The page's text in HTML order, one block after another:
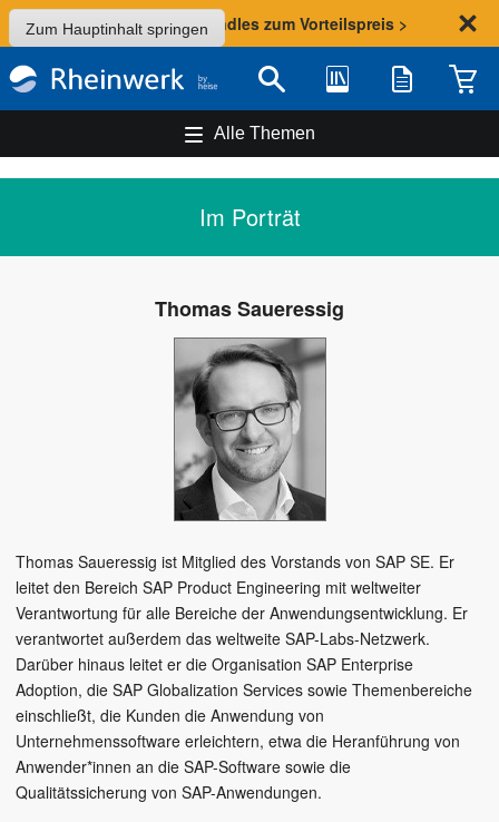
Zum Hauptinhalt springen
Sommer-Aktion: Bundles zum Vorteilspreis >
Suche Bibliothek Merkliste
Alle Themen
Im Porträt
Thomas Saueressig
Thomas Saueressig ist Mitglied des Vorstands von SAP SE. Er
leitet den Bereich SAP Product Engineering mit weltweiter
Verantwortung für alle Bereiche der Anwendungsentwicklung. Er
verantwortet außerdem das weltweite SAP-Labs-Netzwerk.
Darüber hinaus leitet er die Organisation SAP Enterprise
Adoption, die SAP Globalization Services sowie Themenbereiche
einschließt, die Kunden die Anwendung von
Unternehmenssoftware erleichtern, etwa die Heranführung von
Anwender*innen an die SAP-Software sowie die
Qualitätssicherung von SAP-Anwendungen.